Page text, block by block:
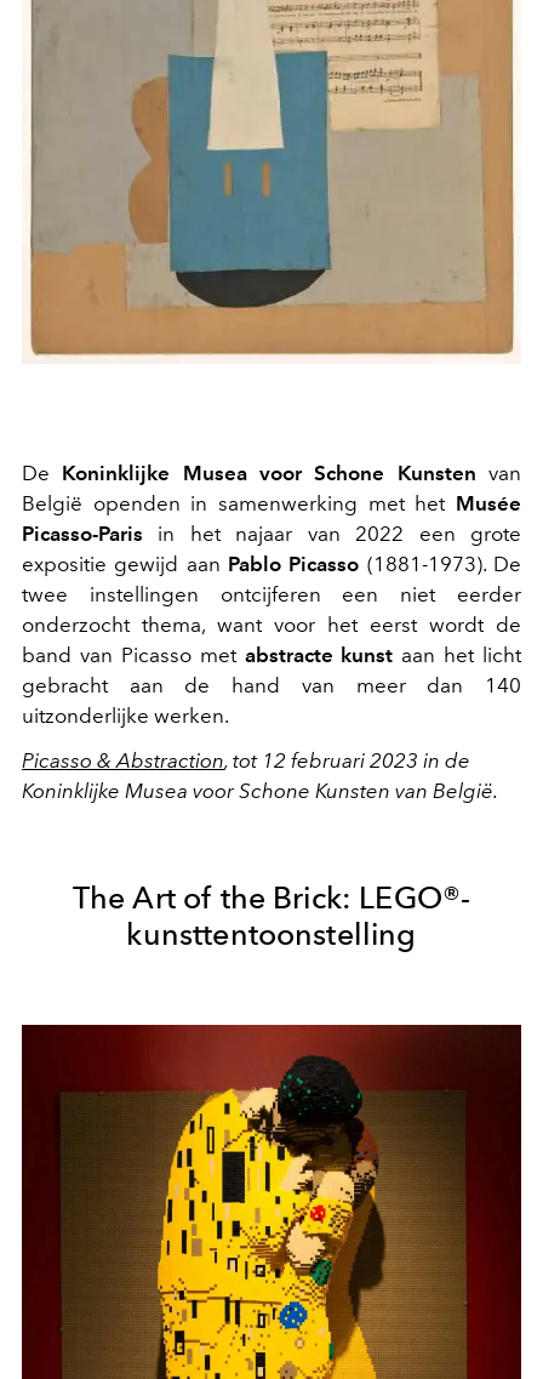
De Koninklijke Musea voor Schone Kunsten van
België openden in samenwerking met het Musée
Picasso-Paris in het najaar van 2022 een grote
expositie gewijd aan Pablo Picasso (1881-1973). De
twee instellingen ontcijferen een niet eerder
onderzocht thema, want voor het eerst wordt de
band van Picasso met abstracte kunst aan het licht
gebracht aan de hand van meer dan 140
uitzonderlijke werken.
Picasso & Abstraction, tot 12 februari 2023 in de
Koninklijke Musea voor Schone Kunsten van België.
The Art of the Brick: LEGO®-
kunsttentoonstelling